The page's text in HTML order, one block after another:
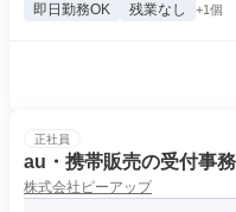
即日勤務OK 残業なし +1個
正社員
au・携帯販売の受付事務
株式会社ピーアップ